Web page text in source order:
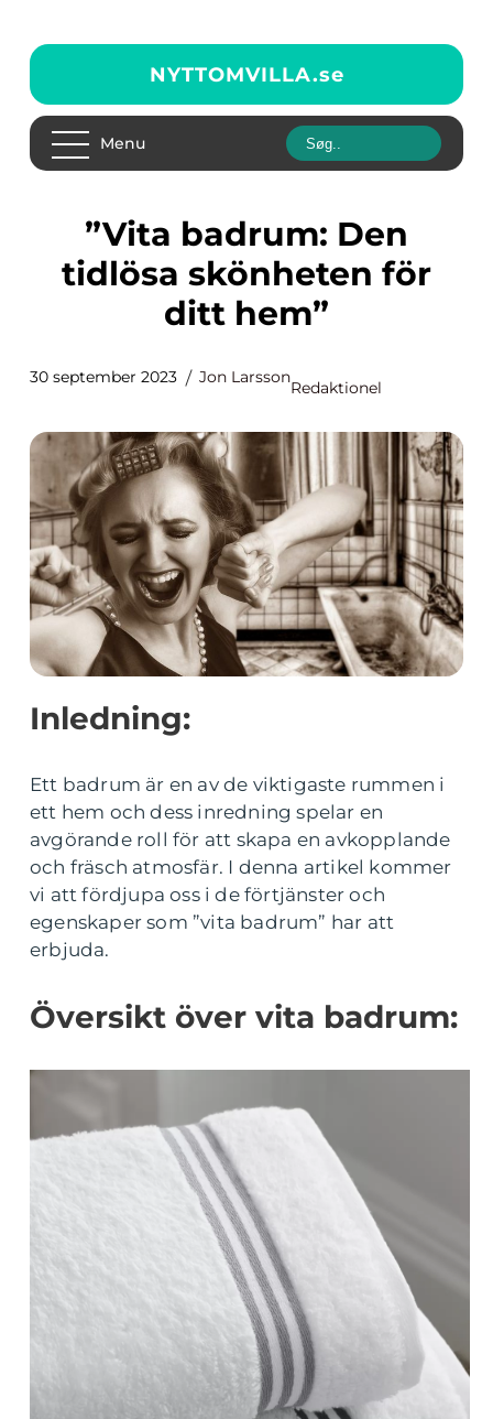
NYTTOMVILLA.se
Menu
”Vita badrum: Den
tidlösa skönheten för
ditt hem”
30 september 2023 Jon Larsson
Redaktionel
Inledning:
Ett badrum är en av de viktigaste rummen i
ett hem och dess inredning spelar en
avgörande roll för att skapa en avkopplande
och fräsch atmosfär. I denna artikel kommer
vi att fördjupa oss i de förtjänster och
egenskaper som ”vita badrum” har att
erbjuda.
Översikt över vita badrum: